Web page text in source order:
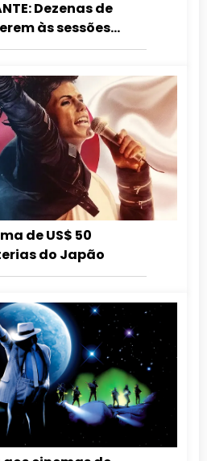
Dezenas de
às sessões
do Rei do Pop.
de US$ 50
do Japão